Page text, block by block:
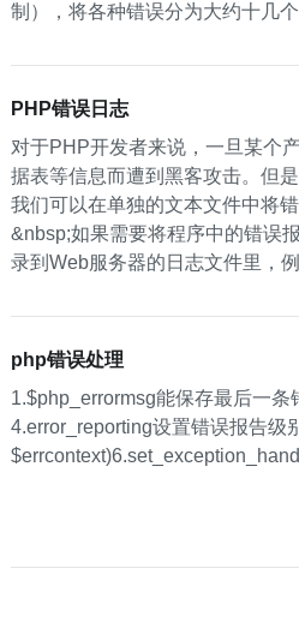
制），将各种错误分为大约十几
&nbsp;&nbsp;&nbsp;&nbsp
PHP错误日志
对于PHP开发者来说，一旦某个
据表等信息而遭到黑客攻击。但
我们可以在单独的文本文件中将
&nbsp;如果需要将程序中的错误
录到Web服务器的日志文件里，
告日志使用指定的文件记录错误
php错误处理
1.$php_errormsg能保存最后一
4.error_reporting设置错误报告级